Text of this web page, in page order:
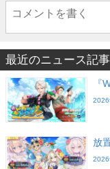
最近のニュース記事
『
2026
放
2026